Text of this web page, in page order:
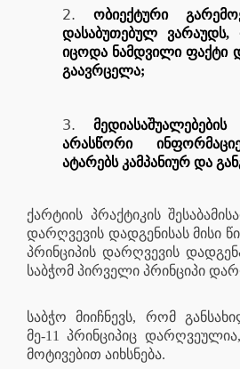
ობიექტური
დასაბუთებულ
იცოდა ნამდვილი ფაქტი
გაავრცელა;
არასწორი
ატარებს კამპანიურ და
ქარტიის პრაქტიკის
დარღვევის დადგენისას მისი
პრინციპის დარღვევის
საბჭომ პირველი პრინციპი
საბჭო მიიჩნევს, რომ
მე-11 პრინციპიც
მოტივებით აიხსნება.